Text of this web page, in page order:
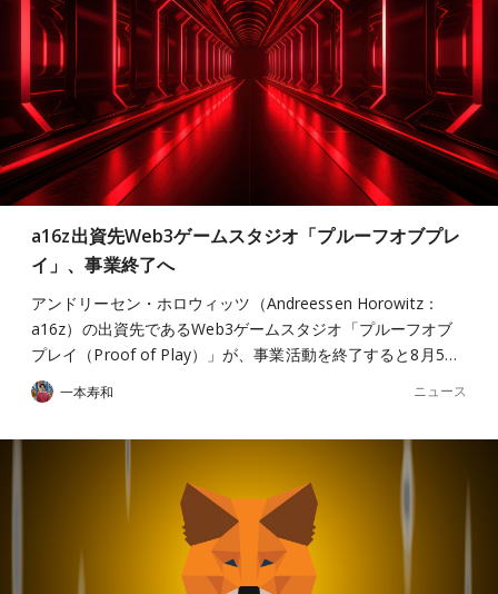
a16z出資先Web3ゲームスタジオ「プルーフオブプレ
イ」、事業終了へ
アンドリーセン・ホロウィッツ（Andreessen Horowitz：
a16z）の出資先であるWeb3ゲームスタジオ「プルーフオブ
プレイ（Proof of Play）」が、事業活動を終了すると8月5…
一本寿和 ニュース